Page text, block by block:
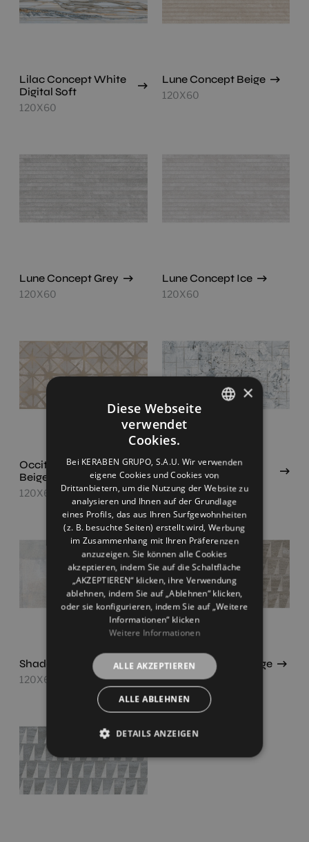
Lilac Concept White
Digital Soft
120X60
Lune Concept Beige
120X60
Lune Concept Grey
120X60
Lune Concept Ice
120X60
Occitanie Decor
Beige Starlight
120X60
Patagonia Concept
White Digital Soft
120X60
Shade Concept Mix
120X60
Strata Concept Beige
120X60
FRENCH
GERMAN
×
Diese Webseite
verwendet
Cookies.
Bei KERABEN GRUPO, S.A.U. Wir verwenden
eigene Cookies und Cookies von
Drittanbietern, um die Nutzung der Website zu
analysieren und Ihnen auf der Grundlage
eines Profils, das aus Ihren Surfgewohnheiten
(z. B. besuchte Seiten) erstellt wird, Werbung
im Zusammenhang mit Ihren Präferenzen
anzuzeigen. Sie können alle Cookies
akzeptieren, indem Sie auf die Schaltfläche
„AKZEPTIEREN“ klicken, ihre Verwendung
ablehnen, indem Sie auf „Ablehnen“ klicken,
oder sie konfigurieren, indem Sie auf „Weitere
Informationen“ klicken
Weitere Informationen
ALLE AKZEPTIEREN
ALLE ABLEHNEN
DETAILS ANZEIGEN